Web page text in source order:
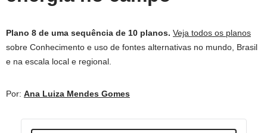
Plano 8 de uma sequência de 10 planos. Veja todos os planos
sobre Conhecimento e uso de fontes alternativas no mundo, Brasil
e na escala local e regional.
Por: Ana Luiza Mendes Gomes